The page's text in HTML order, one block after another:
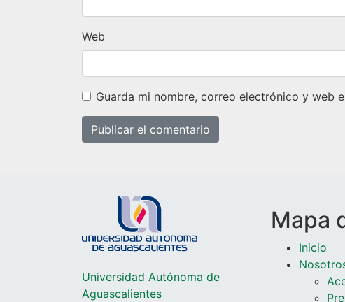
Web
Guarda mi nombre, correo electrónico y web
Universidad Autónoma de
Aguascalientes
Mapa
Inicio